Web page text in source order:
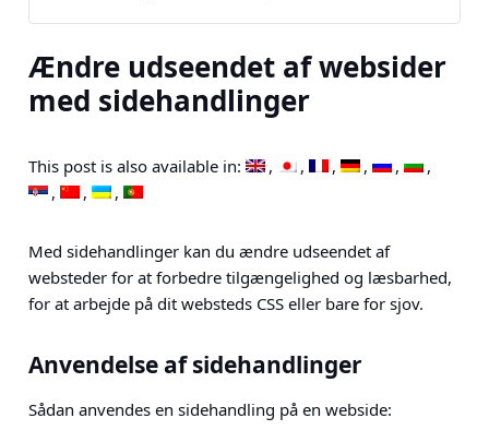
Ændre udseendet af websider
med sidehandlinger
This post is also available in:
Med sidehandlinger kan du ændre udseendet af
websteder for at forbedre tilgængelighed og læsbarhed,
for at arbejde på dit websteds CSS eller bare for sjov.
Anvendelse af sidehandlinger
Sådan anvendes en sidehandling på en webside: